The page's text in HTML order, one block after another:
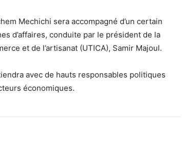
Mechichi sera accompagné d’un certain
d’affaires, conduite par le président de la
et de l’artisanat (UTICA), Samir Majoul.
avec de hauts responsables politiques
économiques.